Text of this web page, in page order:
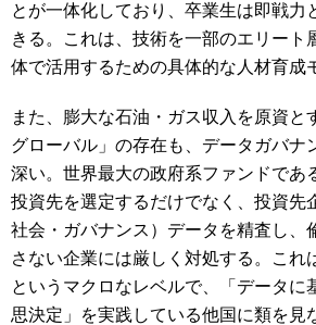
とが一体化しており、卒業生は即戦力
きる。これは、技術を一部のエリート
体で活用するための具体的な人材育成
また、膨大な石油・ガス収入を原資と
グローバル」の存在も、データガバナ
深い。世界最大の政府系ファンドであ
投資先を選定するだけでなく、投資先
社会・ガバナンス）データを精査し、
さない企業には厳しく対処する。これ
というマクロなレベルで、「データに
思決定」を実践している他国に類を見